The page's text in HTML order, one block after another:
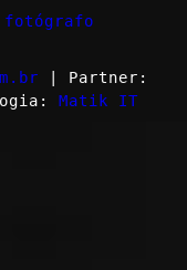
fotógrafo
| Partner:
Matik IT